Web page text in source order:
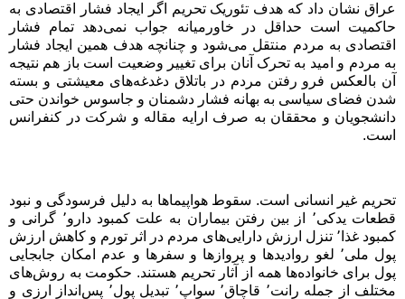
عراق نشان داد که هدف تئوریک تحریم اگر ایجاد فشار اقتصادی به
حاکمیت است حداقل در خاورمیانه جواب نمی‌دهد تمام فشار
اقتصادی به مردم منتقل می‌شود و چنانچه هدف همین ایجاد فشار
به مردم و امید به تحرک آنان برای تغییر وضعیت است باز هم نتیجه
آن بالعکس فرو رفتن مردم در باتلاق دغدغه‌های معیشتی و بسته
شدن فضای سیاسی به بهانه فشار دشمنان و جاسوس خواندن حتی
دانشجویان و محققان به صرف ارایه مقاله و شرکت در کنفرانس
است.
تحریم غیر انسانی است. سقوط هواپیماها به دلیل فرسودگی و نبود
قطعات یدکی٬ از بین رفتن بیماران به علت کمبود دارو٬ گرانی و
کمبود غذا٬ تنزل ارزش دارایی‌های مردم در اثر تورم و کاهش ارزش
پول ملی٬ لغو روادیدها و پروازها و سفرها و عدم امکان جابجایی
پول برای خانواده‌ها همه از آثار تحریم هستند. حکومت به روش‌های
مختلف از جمله رانت٬ قاچاق٬ سواپ٬ تبدیل پول٬ پس‌انداز ارزی و